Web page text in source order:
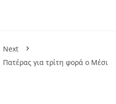
Next
Πατέρας για τρίτη φορά ο Μέσι